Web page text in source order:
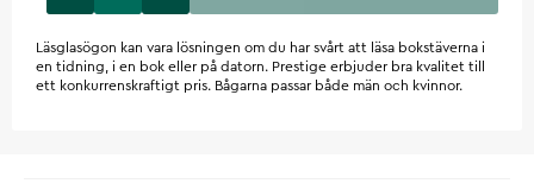
Läsglasögon kan vara lösningen om du har svårt att läsa bokstäverna i
en tidning, i en bok eller på datorn. Prestige erbjuder bra kvalitet till
ett konkurrenskraftigt pris. Bågarna passar både män och kvinnor.